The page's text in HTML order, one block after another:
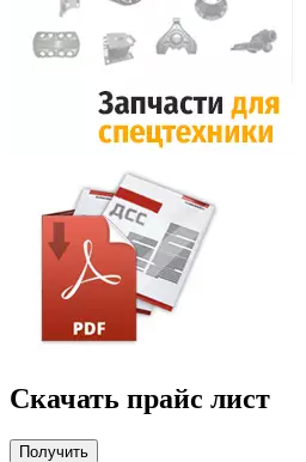
Скачать прайс лист
Получить